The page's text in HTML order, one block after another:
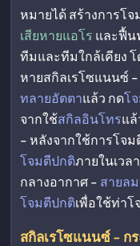
หมายได้ สร้างการโจ
เสียหายแอโร และฟื้น
ทีมและทีมใกล้เคียง
หายสกิลเรโซแนนซ์
ทลายอัตตาแล้ว กดโ
จากใช้สกิลอินโทรแ
- หลังจากใช้การโจ
โจมตีปกติภายในเวล
กลางอากาศ - สายล
โจมตีปกติเพื่อใช้ท่า
สกิลเรโซแนนซ์ - ก